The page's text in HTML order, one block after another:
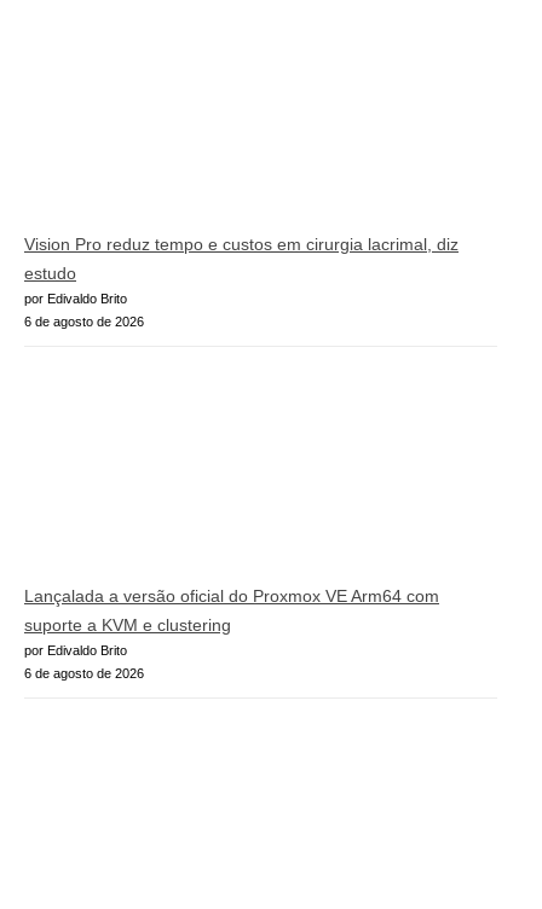
Vision Pro reduz tempo e custos em cirurgia lacrimal, diz
estudo
por Edivaldo Brito
6 de agosto de 2026
Lançalada a versão oficial do Proxmox VE Arm64 com
suporte a KVM e clustering
por Edivaldo Brito
6 de agosto de 2026